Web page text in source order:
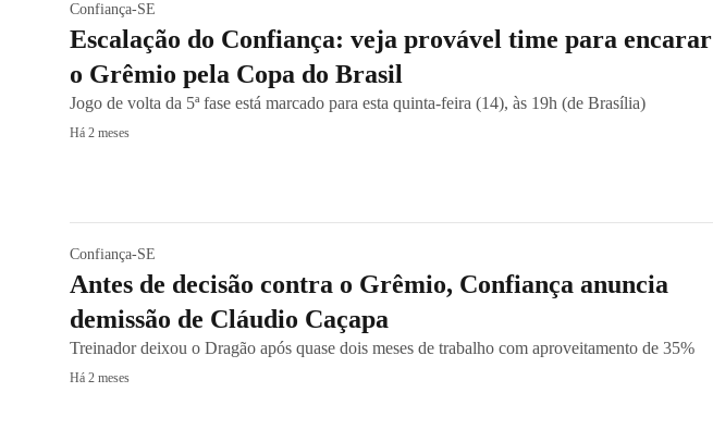
Confiança-SE
Escalação do Confiança: veja provável time para encarar
o Grêmio pela Copa do Brasil
Jogo de volta da 5ª fase está marcado para esta quinta-feira (14), às 19h (de Brasília)
Há 2 meses
Confiança-SE
Antes de decisão contra o Grêmio, Confiança anuncia
demissão de Cláudio Caçapa
Treinador deixou o Dragão após quase dois meses de trabalho com aproveitamento de 35%
Há 2 meses